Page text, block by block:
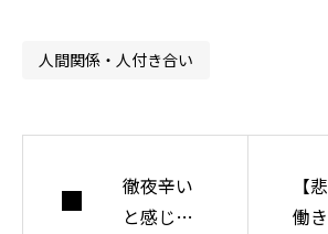
人間関係・人付き合い
徹夜辛い
と感じな
【
働